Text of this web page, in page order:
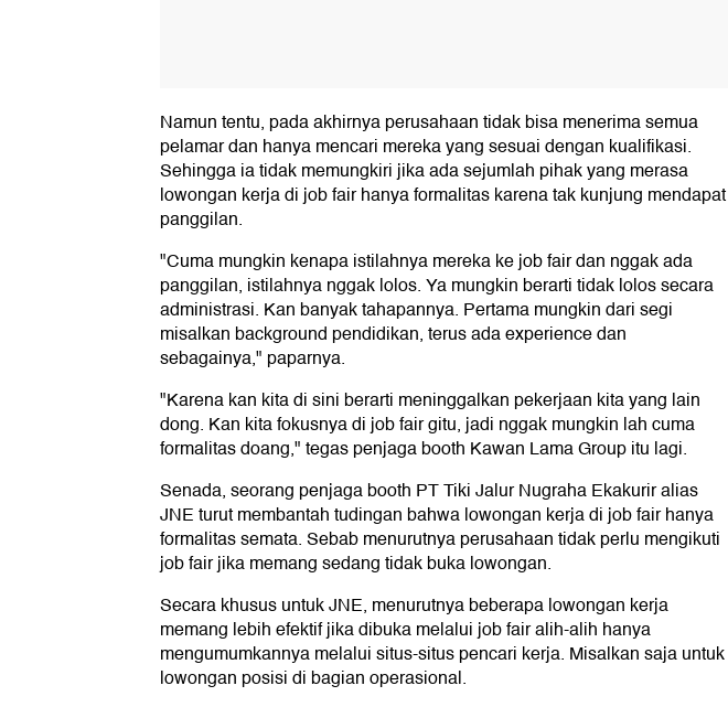
Namun tentu, pada akhirnya perusahaan tidak bisa menerima semua
pelamar dan hanya mencari mereka yang sesuai dengan kualifikasi.
Sehingga ia tidak memungkiri jika ada sejumlah pihak yang merasa
lowongan kerja di job fair hanya formalitas karena tak kunjung mendapat
panggilan.
"Cuma mungkin kenapa istilahnya mereka ke job fair dan nggak ada
panggilan, istilahnya nggak lolos. Ya mungkin berarti tidak lolos secara
administrasi. Kan banyak tahapannya. Pertama mungkin dari segi
misalkan background pendidikan, terus ada experience dan
sebagainya," paparnya.
"Karena kan kita di sini berarti meninggalkan pekerjaan kita yang lain
dong. Kan kita fokusnya di job fair gitu, jadi nggak mungkin lah cuma
formalitas doang," tegas penjaga booth Kawan Lama Group itu lagi.
Senada, seorang penjaga booth PT Tiki Jalur Nugraha Ekakurir alias
JNE turut membantah tudingan bahwa lowongan kerja di job fair hanya
formalitas semata. Sebab menurutnya perusahaan tidak perlu mengikuti
job fair jika memang sedang tidak buka lowongan.
Secara khusus untuk JNE, menurutnya beberapa lowongan kerja
memang lebih efektif jika dibuka melalui job fair alih-alih hanya
mengumumkannya melalui situs-situs pencari kerja. Misalkan saja untuk
lowongan posisi di bagian operasional.